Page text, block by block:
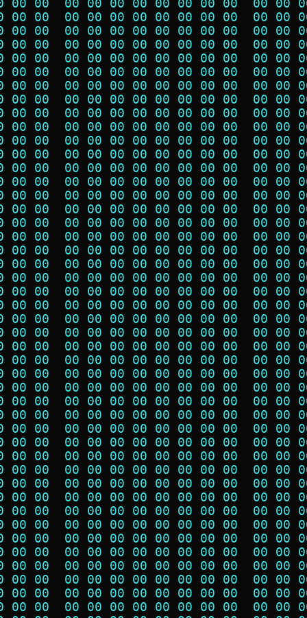
00 00  00 00 00 00 00 00 00 00  00
00 00  00 00 00 00 00 00 00 00  00
00 00  00 00 00 00 00 00 00 00  00
00 00  00 00 00 00 00 00 00 00  00
00 00  00 00 00 00 00 00 00 00  00
00 00  00 00 00 00 00 00 00 00  00
00 00  00 00 00 00 00 00 00 00  00
00 00  00 00 00 00 00 00 00 00  00
00 00  00 00 00 00 00 00 00 00  00
00 00  00 00 00 00 00 00 00 00  00
00 00  00 00 00 00 00 00 00 00  00
00 00  00 00 00 00 00 00 00 00  00
00 00  00 00 00 00 00 00 00 00  00
00 00  00 00 00 00 00 00 00 00  00
00 00  00 00 00 00 00 00 00 00  00
00 00  00 00 00 00 00 00 00 00  00
00 00  00 00 00 00 00 00 00 00  00
00 00  00 00 00 00 00 00 00 00  00
00 00  00 00 00 00 00 00 00 00  00
00 00  00 00 00 00 00 00 00 00  00
00 00  00 00 00 00 00 00 00 00  00
00 00  00 00 00 00 00 00 00 00  00
00 00  00 00 00 00 00 00 00 00  00
00 00  00 00 00 00 00 00 00 00  00
00 00  00 00 00 00 00 00 00 00  00
00 00  00 00 00 00 00 00 00 00  00
00 00  00 00 00 00 00 00 00 00  00
00 00  00 00 00 00 00 00 00 00  00
00 00  00 00 00 00 00 00 00 00  00
00 00  00 00 00 00 00 00 00 00  00
00 00  00 00 00 00 00 00 00 00  00
00 00  00 00 00 00 00 00 00 00  00
00 00  00 00 00 00 00 00 00 00  00
00 00  00 00 00 00 00 00 00 00  00
00 00  00 00 00 00 00 00 00 00  00
00 00  00 00 00 00 00 00 00 00  00
00 00  00 00 00 00 00 00 00 00  00
00 00  00 00 00 00 00 00 00 00  00
00 00  00 00 00 00 00 00 00 00  00
00 00  00 00 00 00 00 00 00 00  00
00 00  00 00 00 00 00 00 00 00  00
00 00  00 00 00 00 00 00 00 00  00
00 00  00 00 00 00 00 00 00 00  00
00 00  00 00 00 00 00 00 00 00  00
00 00  00 00 00 00 00 00 00 00  00